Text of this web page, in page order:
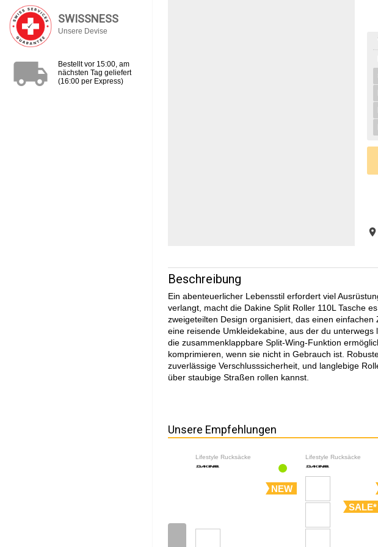
SWISSNESS
Unsere Devise
local_shipping
Bestellt vor 15:00, am
nächsten Tag geliefert
(16:00 per Express)
location_on
Beschreibung
Ein abenteuerlicher Lebensstil erfordert viel
verlangt, macht die Dakine Split Roller 110L Tasche
zweigeteilten Design organisiert, das einen
eine reisende Umkleidekabine, aus der du
die zusammenklappbare Split-Wing-Funktion
komprimieren, wenn sie nicht in Gebrauch ist.
zuverlässige Verschlusssicherheit, und langlebige
über staubige Straßen rollen kannst.
Unsere Empfehlungen
Lifestyle Rucksäcke
NEW
Lifestyle Rucksäcke
SALE*